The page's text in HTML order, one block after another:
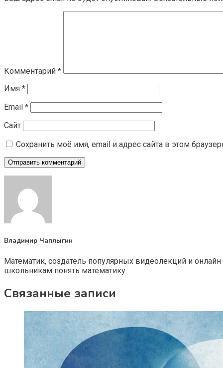
Комментарий *
Имя *
Email *
Сайт
Сохранить моё имя, email и адрес сайта в этом
Владимир Чаплыгин
Математик, создатель популярных видеолекций и
школьникам понять математику.
Связанные записи